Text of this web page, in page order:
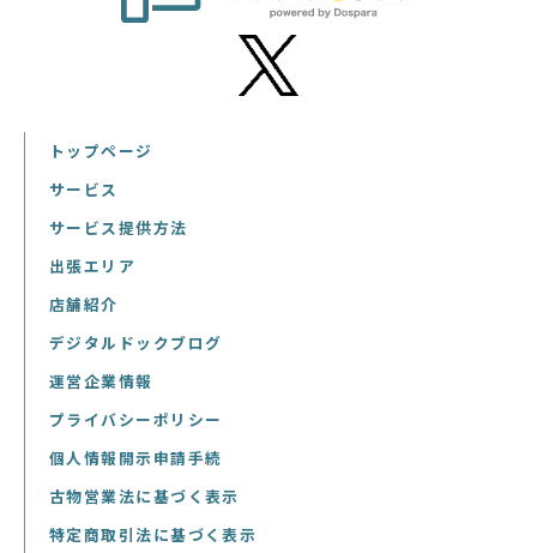
トップページ
サービス
サービス提供方法
出張エリア
店舗紹介
デジタルドックブログ
運営企業情報
プライバシーポリシー
個人情報開示申請手続
古物営業法に基づく表示
特定商取引法に基づく表示